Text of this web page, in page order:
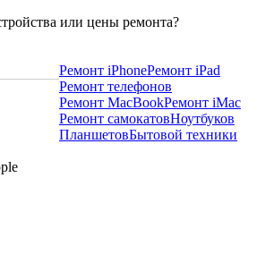
или цены ремонта?
Ремонт iPhoneРемонт iPad
Ремонт телефонов
Ремонт MacBookРемонт iMac
Ремонт самокатовНоутбуков
ПланшетовБытовой техники